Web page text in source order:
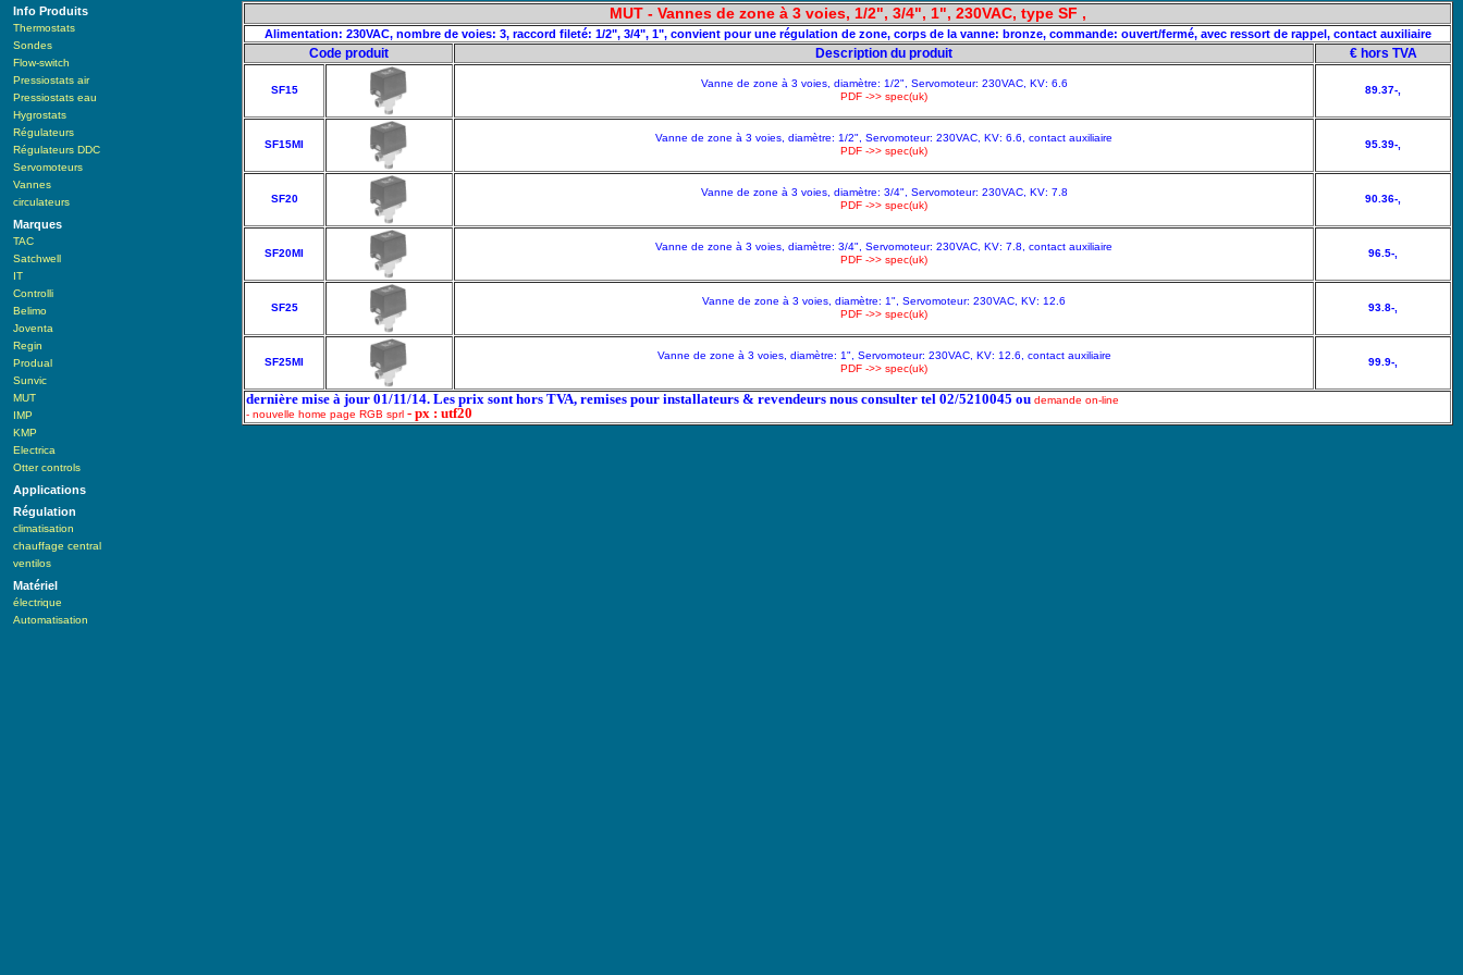
Info Produits
Thermostats
Sondes
Flow-switch
Pressiostats air
Pressiostats eau
Hygrostats
Régulateurs
Régulateurs DDC
Servomoteurs
Vannes
circulateurs
Marques
TAC
Satchwell
IT
Controlli
Belimo
Joventa
Regin
Produal
Sunvic
MUT
IMP
KMP
Electrica
Otter controls
Applications
Régulation
climatisation
chauffage central
ventilos
Matériel
électrique
Automatisation
MUT - Vannes de zone à 3 voies, 1/2", 3/4", 1", 230VAC, type SF ,
Alimentation: 230VAC, nombre de voies: 3, raccord fileté: 1/2", 3/4", 1", convient pour une régulation de zone, corps de la vanne: bronze, commande: ouvert/fermé, avec ressort de rappel, contact auxiliaire
Code produit Description du produit € hors TVA
SF15
Vanne de zone à 3 voies, diamètre: 1/2", Servomoteur: 230VAC, KV: 6.6
PDF ->> spec(uk)
89.37-,
SF15MI
Vanne de zone à 3 voies, diamètre: 1/2", Servomoteur: 230VAC, KV: 6.6, contact auxiliaire
PDF ->> spec(uk)
95.39-,
SF20
Vanne de zone à 3 voies, diamètre: 3/4", Servomoteur: 230VAC, KV: 7.8
PDF ->> spec(uk)
90.36-,
SF20MI
Vanne de zone à 3 voies, diamètre: 3/4", Servomoteur: 230VAC, KV: 7.8, contact auxiliaire
PDF ->> spec(uk)
96.5-,
SF25
Vanne de zone à 3 voies, diamètre: 1", Servomoteur: 230VAC, KV: 12.6
PDF ->> spec(uk)
93.8-,
SF25MI
Vanne de zone à 3 voies, diamètre: 1", Servomoteur: 230VAC, KV: 12.6, contact auxiliaire
PDF ->> spec(uk)
99.9-,
dernière mise à jour 01/11/14. Les prix sont hors TVA, remises pour installateurs & revendeurs nous consulter tel 02/5210045 ou demande on-line
- nouvelle home page RGB sprl - px : utf20